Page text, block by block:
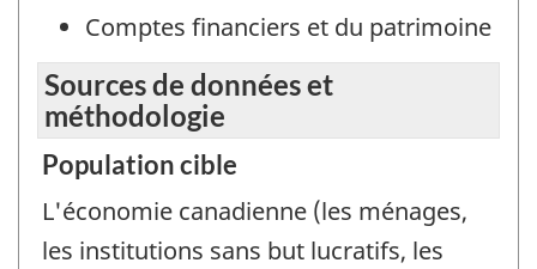
Comptes financiers et du patrimoine
Sources de données et
méthodologie
Population cible
L'économie canadienne (les ménages,
les institutions sans but lucratifs, les